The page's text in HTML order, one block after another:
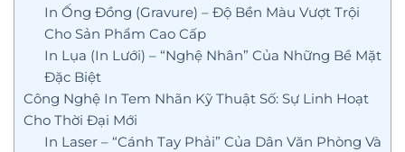
In Ống Đồng (Gravure) – Độ Bền Màu Vượt Trội
Cho Sản Phẩm Cao Cấp
In Lụa (In Lưới) – “Nghệ Nhân” Của Những Bề Mặt
Đặc Biệt
Công Nghệ In Tem Nhãn Kỹ Thuật Số: Sự Linh Hoạt
Cho Thời Đại Mới
In Laser – “Cánh Tay Phải” Của Dân Văn Phòng Và